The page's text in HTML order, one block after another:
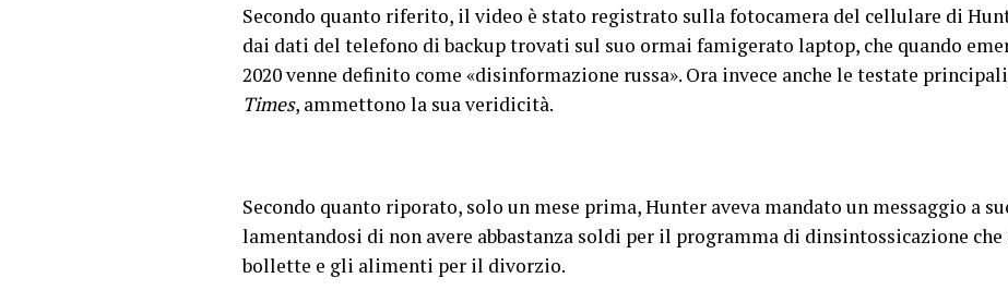
Secondo quanto riferito, il video è stato registrato sulla fotocamera del cellulare di
dai dati del telefono di backup trovati sul suo ormai famigerato laptop, che quando
2020 venne definito come «disinformazione russa». Ora invece anche le testate
Times, ammettono la sua veridicità.
Secondo quanto riporato, solo un mese prima, Hunter aveva mandato un messaggio a
lamentandosi di non avere abbastanza soldi per il programma di dinsintossicazione
bollette e gli alimenti per il divorzio.